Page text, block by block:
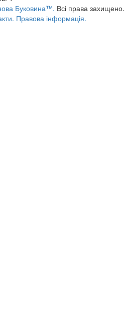
Буковина™. Всі права захищено.
Правова інформація.